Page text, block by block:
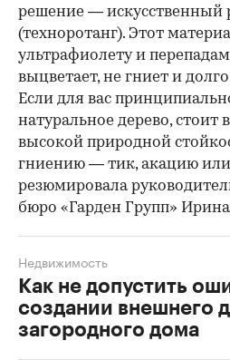
решение — искусственный
(техноротанг). Этот
ультрафиолету и
выцветает, не гниет и
Если для вас
натуральное дерево, стоит
высокой природной
гниению — тик, акацию
резюмировала
бюро «Гарден Групп»
Как не допустить
создании внешнего
загородного дома
Недвижимость